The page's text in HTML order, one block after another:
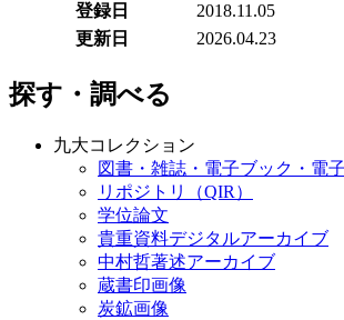
登録日
2018.11.05
更新日
2026.04.23
探す・調べる
九大コレクション
図書・雑誌・電子ブック・電
リポジトリ（QIR）
学位論文
貴重資料デジタルアーカイブ
中村哲著述アーカイブ
蔵書印画像
炭鉱画像